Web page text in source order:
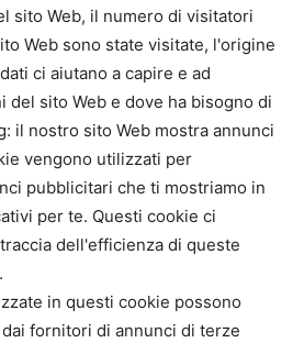
sito Web, il numero di visitatori
Web sono state visitate, l'origine
ci aiutano a capire e ad
del sito Web e dove ha bisogno di
il nostro sito Web mostra annunci
vengono utilizzati per
pubblicitari che ti mostriamo in
per te. Questi cookie ci
dell'efficienza di queste
in questi cookie possono
fornitori di annunci di terze